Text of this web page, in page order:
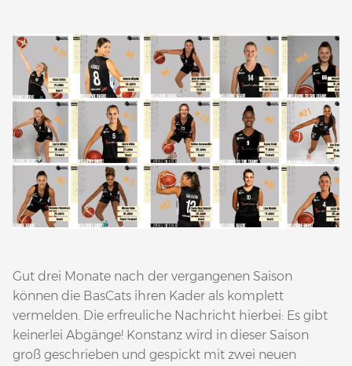
Gut drei Monate nach der vergangenen Saison
können die BasCats ihren Kader als komplett
vermelden. Die erfreuliche Nachricht hierbei: Es gibt
keinerlei Abgänge! Konstanz wird in dieser Saison
groß geschrieben und gespickt mit zwei neuen